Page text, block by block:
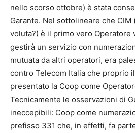
nello scorso ottobre) è stata
Garante. Nel sottolineare che CIM
voluta?) è il primo vero Operatore
gestirà un servizio con
mutuata da altri operatori, era
contro Telecom Italia che proprio
presentato la Coop come
Tecnicamente le osservazioni di
ineccepibili: Coop come
prefisso 331 che, in effetti, fa